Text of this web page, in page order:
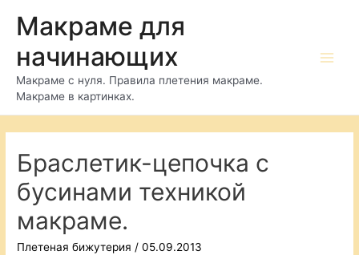
содержимому
Макраме для
начинающих
Макраме с нуля. Правила плетения макраме.
Макраме в картинках.
Браслетик-цепочка с
бусинами техникой
макраме.
Плетеная бижутерия /05.09.2013